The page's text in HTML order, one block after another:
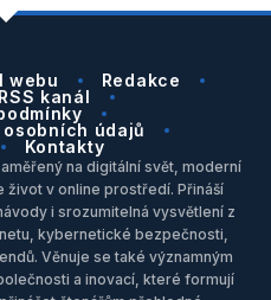
webu
Redakce
RSS kanál
údajů
Kontakty
na digitální svět, moderní
život v online prostředí. Přináší
i srozumitelná vysvětlení z
kybernetické bezpečnosti,
Věnuje se také významným
a inovací, které formují